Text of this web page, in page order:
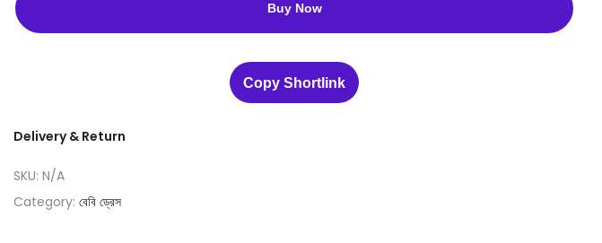
Buy Now
Copy Shortlink
Delivery & Return
SKU: N/A
Category: বেবি ড্রেস